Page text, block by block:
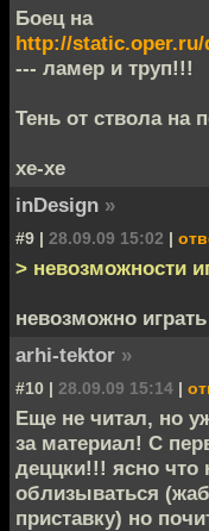
Боец на
http://static.oper.ru/
--- ламер и труп!!!
Тень от ствола на
хе-хе
inDesign »
#9 | 28.09.09 15:02 |
> невозможности
невозможно
arhi-tektor »
#10 | 28.09.09 15:14 |
Еще не читал, но
за материал! С
деццки!!! ясно что
облизываться
приставку) но